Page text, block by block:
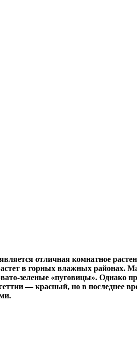
отличная комнатное
в горных влажных районах.
зеленые «пуговицы».
— красный, но в последнее